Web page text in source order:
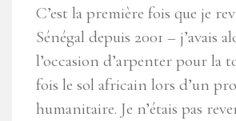
C’est la première fois que je
Sénégal depuis 2001 – j’avais
l’occasion d’arpenter pour la
fois le sol africain lors d’un
humanitaire. Je n’étais pas